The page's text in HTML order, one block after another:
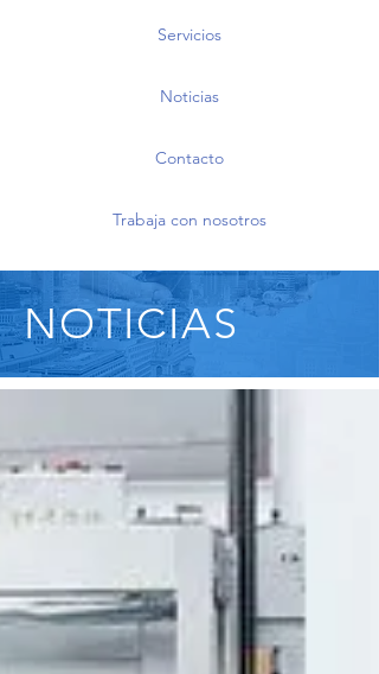
Servicios
Noticias
Contacto
Trabaja con nosotros
NOTICIAS